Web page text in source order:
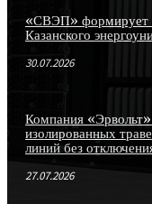
«СВЭП» формирует
Казанского
30.07.2026
Компания «Эрвольт»
изолированных
линий без
27.07.2026